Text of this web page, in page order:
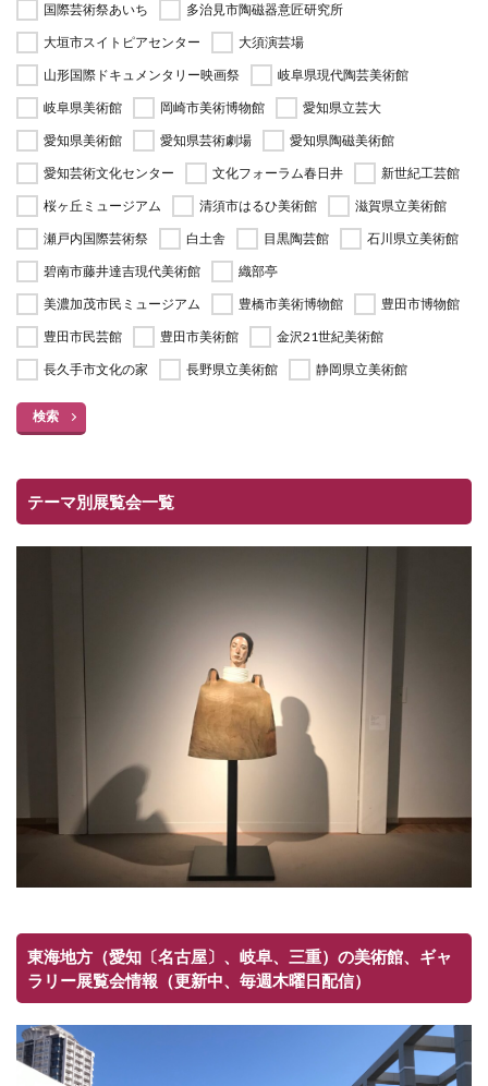
国際芸術祭あいち
多治見市陶磁器意匠研究所
大垣市スイトピアセンター
大須演芸場
山形国際ドキュメンタリー映画祭
岐阜県現代陶芸美術館
岐阜県美術館
岡崎市美術博物館
愛知県立芸大
愛知県美術館
愛知県芸術劇場
愛知県陶磁美術館
愛知芸術文化センター
文化フォーラム春日井
新世紀工芸館
桜ヶ丘ミュージアム
清須市はるひ美術館
滋賀県立美術館
瀬戸内国際芸術祭
白土舎 目黒陶芸館
石川県立美術館
碧南市藤井達吉現代美術館
織部亭
美濃加茂市民ミュージアム
豊橋市美術博物館
豊田市博物館
豊田市民芸館
豊田市美術館
金沢21世紀美術館
長久手市文化の家
長野県立美術館 静岡県立美術館
検索
テーマ別展覧会一覧
東海地方（愛知〔名古屋〕、岐阜、三重）の美術館、ギャ
ラリー展覧会情報（更新中、毎週木曜日配信）